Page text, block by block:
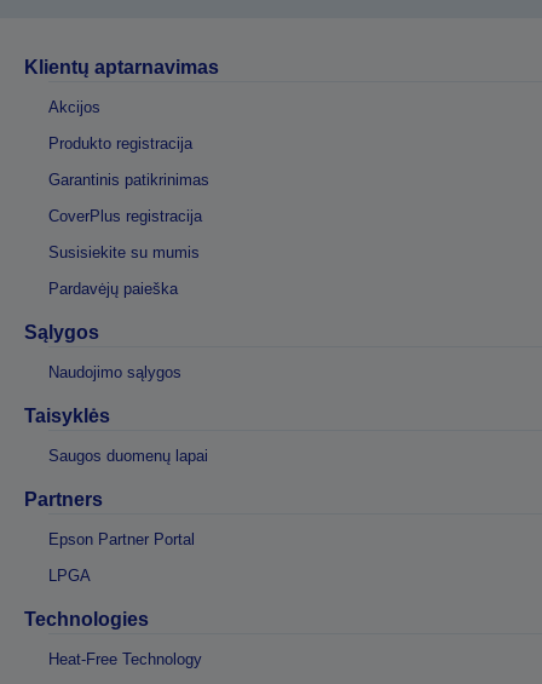
Klientų aptarnavimas
Akcijos
Produkto registracija
Garantinis patikrinimas
CoverPlus registracija
Susisiekite su mumis
Pardavėjų paieška
Sąlygos
Naudojimo sąlygos
Taisyklės
Saugos duomenų lapai
Partners
Epson Partner Portal
LPGA
Technologies
Heat-Free Technology